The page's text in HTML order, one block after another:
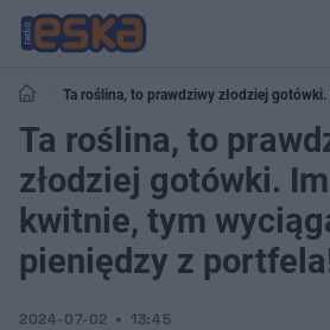
Ta roślina, to prawdziwy złodziej
wyciąga więcej pieniędzy z portfela!
Ta roślina, to
złodziej gotówki.
kwitnie, tym
pieniędzy z
2024-07-02 13:45